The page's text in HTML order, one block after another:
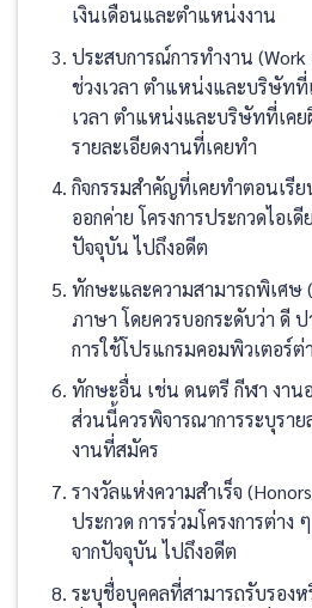
เงินเดือนและตำแหน่งงาน
ประสบการณ์การทำงาน (Work
ช่วงเวลา ตำแหน่งและบริษัทที่
เวลา ตำแหน่งและบริษัทที่เคย
รายละเอียดงานที่เคยทำ
กิจกรรมสำคัญที่เคยทำตอนเรีย
ออกค่าย โครงการประกวดไอเ
ปัจจุบัน ไปถึงอดีต
ทักษะและความสามารถพิเศษ
ภาษา โดยควรบอกระดับว่า ดี
การใช้โปรแกรมคอมพิวเตอร์ต่
ทักษะอื่น เช่น ดนตรี กีฬา งาน
ส่วนนี้ควรพิจารณาการระบุรา
งานที่สมัคร
รางวัลแห่งความสำเร็จ
ประกวด การร่วมโครงการต่าง
จากปัจจุบัน ไปถึงอดีต
ระบุชื่อบุคคลที่สามารถรับรอง